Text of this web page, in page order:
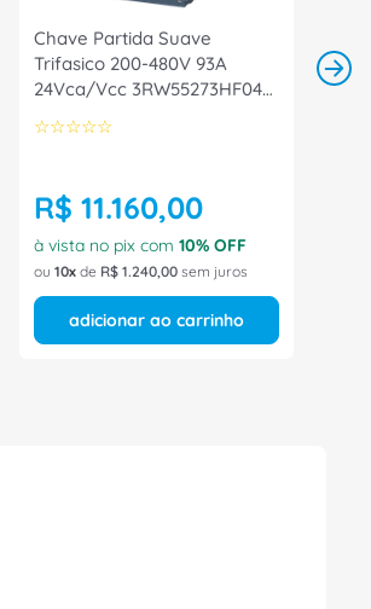
Chave Partida Suave
Trifasico 200-480V 93A
24Vca/Vcc 3RW55273HF04
Siemens
☆☆☆☆☆
R$ 11.160,00
à vista no pix com 10% OFF
ou 10 de R$ 1.240,00 sem juros
adicionar ao carrinho